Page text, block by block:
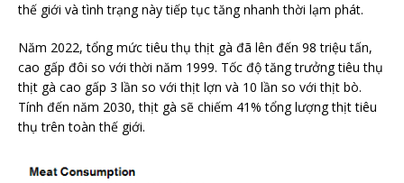
thế giới và tình trạng này tiếp tục tăng nhanh thời lạm phát.
Năm 2022, tổng mức tiêu thụ thịt gà đã lên đến 98 triệu tấn,
cao gấp đôi so với thời năm 1999. Tốc độ tăng trưởng tiêu thụ
thịt gà cao gấp 3 lần so với thịt lợn và 10 lần so với thịt bò.
Tính đến năm 2030, thịt gà sẽ chiếm 41% tổng lượng thịt tiêu
thụ trên toàn thế giới.